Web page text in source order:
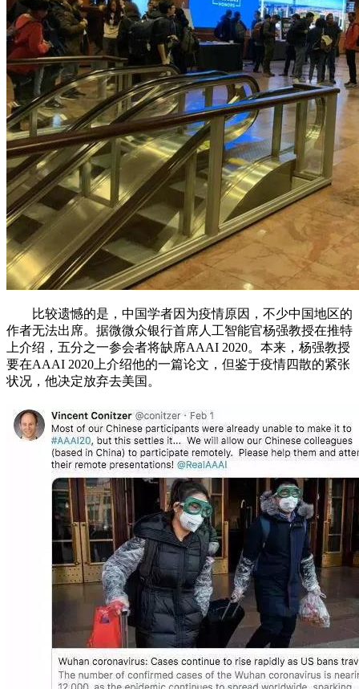
比较遗憾的是，中国学者因为疫情原因，不少中国地区的
作者无法出席。据微微众银行首席人工智能官杨强教授在推特
上介绍，五分之一参会者将缺席AAAI 2020。本来，杨强教授
要在AAAI 2020上介绍他的一篇论文，但鉴于疫情四散的紧张
状况，他决定放弃去美国。